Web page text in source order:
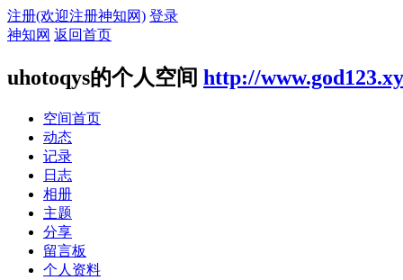
注册(欢迎注册神知网) 登录
神知网 返回首页
uhotoqys的个人空间 http://
空间首页
动态
记录
日志
相册
主题
分享
留言板
个人资料